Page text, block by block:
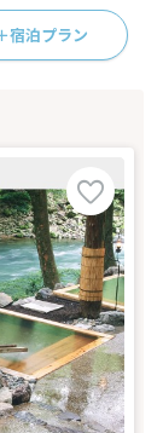
宿泊プラン